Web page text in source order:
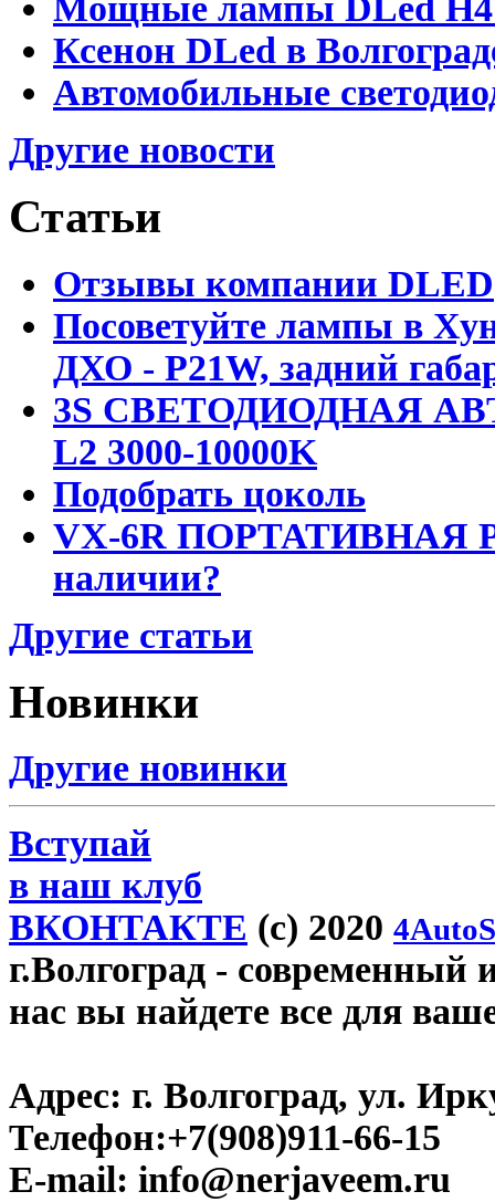
Ксенон DLed в
Автомобильные
Другие новости
Статьи
Отзывы компании DLED
Посоветуйте лампы в
ДХО - P21W, задний
3S СВЕТОДИОДНАЯ
L2 3000-10000K
Подобрать цоколь
VX-6R ПОРТАТИВНАЯ
наличии?
Другие статьи
Новинки
Другие новинки
Вступай
в наш клуб
ВКОНТАКТЕ (c) 2020
г.Волгоград - современный
нас вы найдете все для
Адрес: г. Волгоград, ул.
Телефон:+7(908)911-66-15
E-mail: info@nerjaveem.ru